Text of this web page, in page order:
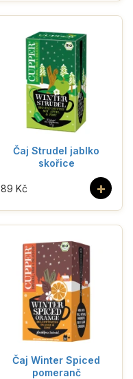
Čaj Strudel jablko
skořice
+
89 Kč
Čaj Winter Spiced
pomeranč